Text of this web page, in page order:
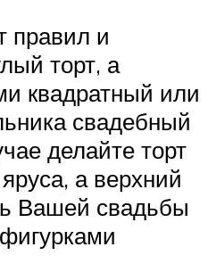
правил и
торт, а
квадратный или
свадебный
делайте торт
а верхний
Вашей свадьбы